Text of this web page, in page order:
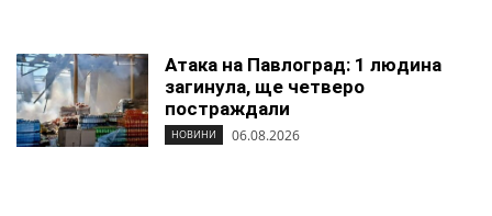
Атака на Павлоград: 1 людина
загинула, ще четверо
постраждали
НОВИНИ 06.08.2026